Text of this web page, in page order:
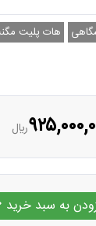
هات پليت
ريال
به سبد خرید